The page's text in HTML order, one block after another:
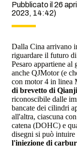
Pubblicato il 26
2023, 14:42)
Dalla Cina arrivano
riguardare il futuro
Pesaro appartiene al
anche QJMotor (e
con motor 4 in linea
di brevetto di
riconoscibile dalle
bancate dei cilindri
all'altra, ciascuna
catena (DOHC) e
disegni si può intuire
l'iniezione di